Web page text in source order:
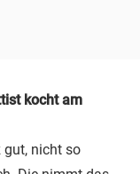
kocht am
gut, nicht so